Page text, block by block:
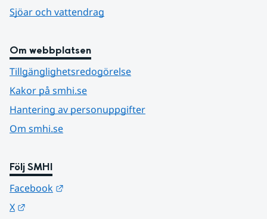
Sjöar och vattendrag
Om webbplatsen
Tillgänglighetsredogörelse
Kakor på smhi.se
Hantering av personuppgifter
Om smhi.se
Följ SMHI
Facebook
X